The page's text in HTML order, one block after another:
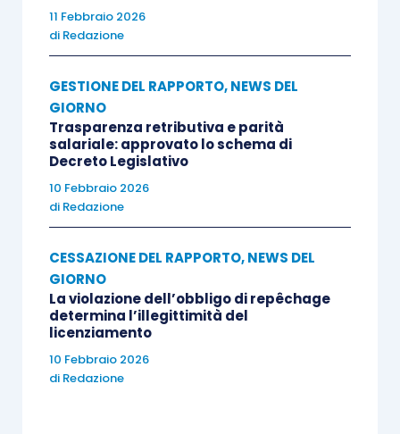
11 Febbraio 2026
di Redazione
GESTIONE DEL RAPPORTO,NEWS DEL
GIORNO
Trasparenza retributiva e parità
salariale: approvato lo schema di
Decreto Legislativo
10 Febbraio 2026
di Redazione
CESSAZIONE DEL RAPPORTO,NEWS DEL
GIORNO
La violazione dell’obbligo di repêchage
determina l’illegittimità del
licenziamento
10 Febbraio 2026
di Redazione